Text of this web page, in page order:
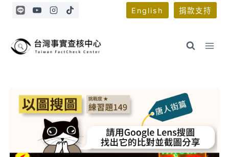
Skip
English 捐款支持